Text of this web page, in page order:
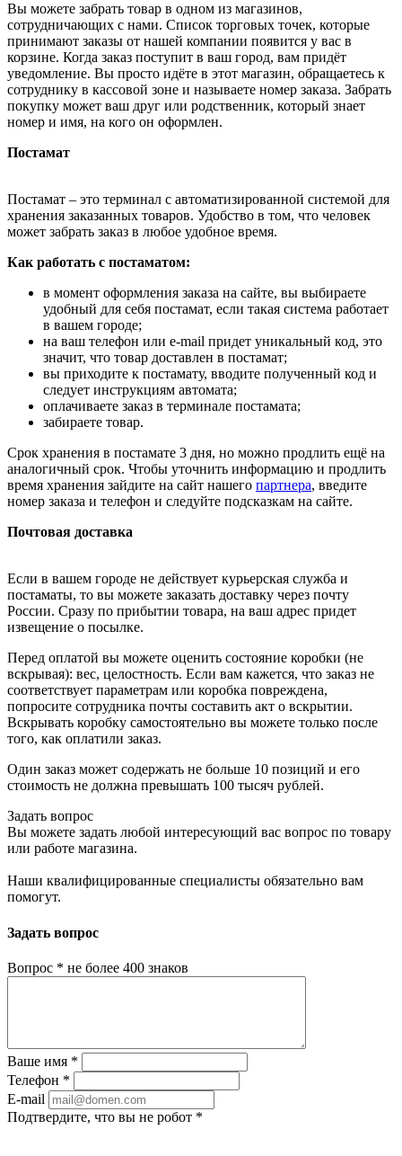
Вы можете забрать товар в одном из магазинов,
сотрудничающих с нами. Список торговых точек, которые
принимают заказы от нашей компании появится у вас в
корзине. Когда заказ поступит в ваш город, вам придёт
уведомление. Вы просто идёте в этот магазин, обращаетесь к
сотруднику в кассовой зоне и называете номер заказа. Забрать
покупку может ваш друг или родственник, который знает
номер и имя, на кого он оформлен.
Постамат
Постамат – это терминал с автоматизированной системой для
хранения заказанных товаров. Удобство в том, что человек
может забрать заказ в любое удобное время.
Как работать с постаматом:
в момент оформления заказа на сайте, вы выбираете
удобный для себя постамат, если такая система работает
в вашем городе;
на ваш телефон или e-mail придет уникальный код, это
значит, что товар доставлен в постамат;
вы приходите к постамату, вводите полученный код и
следует инструкциям автомата;
оплачиваете заказ в терминале постамата;
забираете товар.
Срок хранения в постамате 3 дня, но можно продлить ещё на
аналогичный срок. Чтобы уточнить информацию и продлить
время хранения зайдите на сайт нашего партнера, введите
номер заказа и телефон и следуйте подсказкам на сайте.
Почтовая доставка
Если в вашем городе не действует курьерская служба и
постаматы, то вы можете заказать доставку через почту
России. Сразу по прибытии товара, на ваш адрес придет
извещение о посылке.
Перед оплатой вы можете оценить состояние коробки (не
вскрывая): вес, целостность. Если вам кажется, что заказ не
соответствует параметрам или коробка повреждена,
попросите сотрудника почты составить акт о вскрытии.
Вскрывать коробку самостоятельно вы можете только после
того, как оплатили заказ.
Один заказ может содержать не больше 10 позиций и его
стоимость не должна превышать 100 тысяч рублей.
Задать вопрос
Вы можете задать любой интересующий вас вопрос по товару
или работе магазина.
Наши квалифицированные специалисты обязательно вам
помогут.
Задать вопрос
Вопрос * не более 400 знаков
Ваше имя *
Телефон *
E-mail
Подтвердите, что вы не робот *